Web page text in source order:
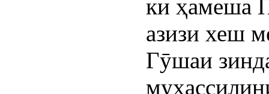
ки ҳамеша
азизи хеш
Гӯшаи